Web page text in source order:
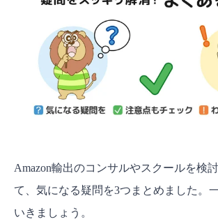
Amazon輸出のコンサルやスクールを検
て、気になる疑問を3つまとめました。
いきましょう。